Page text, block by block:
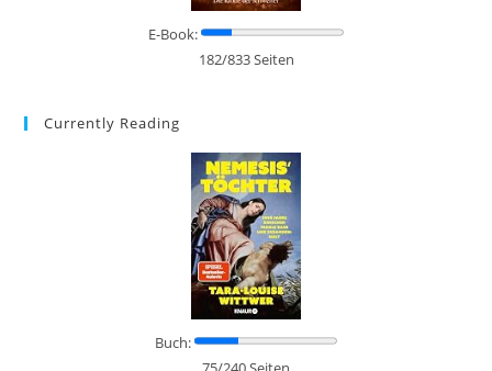
E-Book:
182/833 Seiten
Currently Reading
Buch: